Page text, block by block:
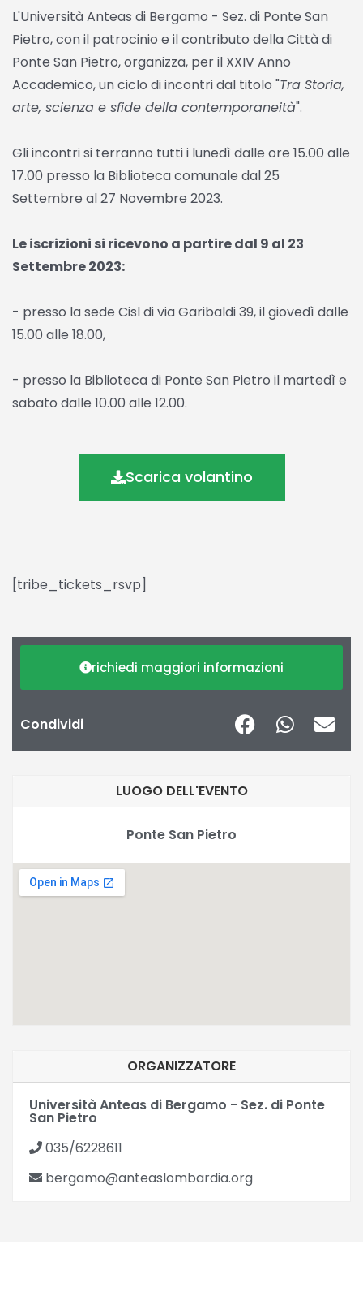
L'Università Anteas di Bergamo - Sez. di Ponte San
Pietro, con il patrocinio e il contributo della Città di
Ponte San Pietro, organizza, per il XXIV Anno
Accademico, un ciclo di incontri dal titolo "Tra Storia,
arte, scienza e sfide della contemporaneità".
Gli incontri si terranno tutti i lunedì dalle ore 15.00 alle
17.00 presso la Biblioteca comunale dal 25
Settembre al 27 Novembre 2023.
Le iscrizioni si ricevono a partire dal 9 al 23
Settembre 2023:
- presso la sede Cisl di via Garibaldi 39, il giovedì dalle
15.00 alle 18.00,
- presso la Biblioteca di Ponte San Pietro il martedì e
sabato dalle 10.00 alle 12.00.
Scarica volantino
[tribe_tickets_rsvp]
richiedi maggiori informazioni
Condividi
LUOGO DELL'EVENTO
Ponte San Pietro
ORGANIZZATORE
Università Anteas di Bergamo - Sez. di Ponte
San Pietro
035/6228611
bergamo@anteaslombardia.org